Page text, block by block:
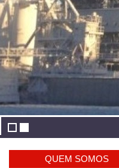
QUEM SOMOS